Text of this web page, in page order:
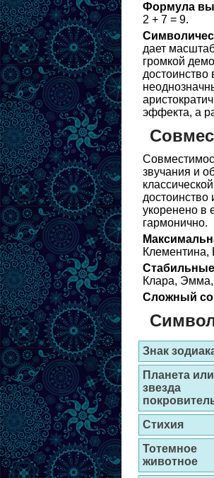
Формула
2 + 7 = 9.
дает
громкой
достоинство
эффекта, а
звучания и
достоинство
укоренено в
гармонично.
Клементина,
Клара, Эмма,
Сложный
Знак
Планета или
звезда
Стихия
Тотемное
животное